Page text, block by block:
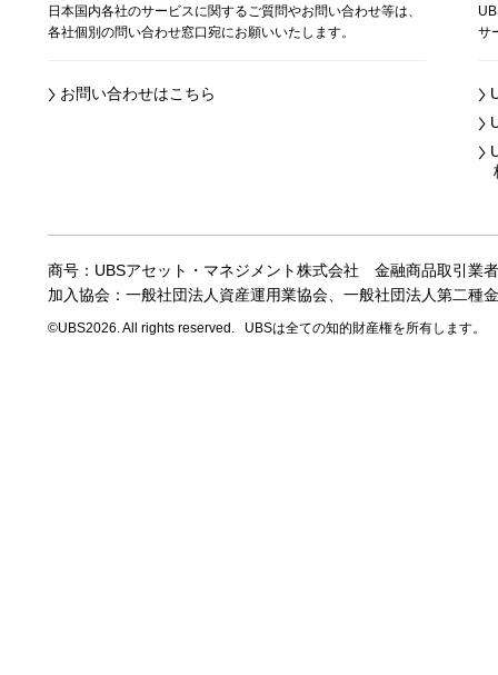
日本国内各社のサービスに関するご質問やお問い合わせ等は、
各社個別の問い合わせ窓口宛にお願いいたします。
お問い合わせはこちら
サ
商号：UBSアセット・マネジメント株式会社 金融商品取引
加入協会：一般社団法人資産運用業協会、 一般社団法人第二種
©UBS2026. All rights reserved. UBSは全ての知的財産権を所有します。